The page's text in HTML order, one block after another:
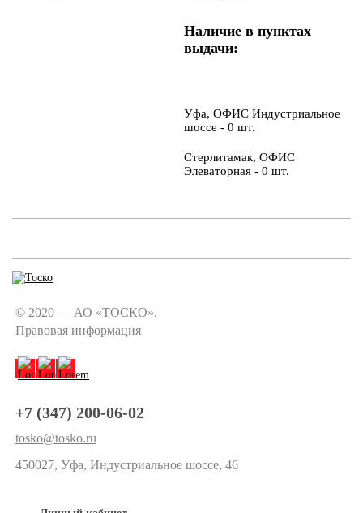
Наличие в пунктах
выдачи:
Уфа, ОФИС Индустриальное
шоссе - 0 шт.
Стерлитамак, ОФИС
Элеваторная - 0 шт.
© 2020 — АО «ТОСКО».
Правовая информация
+7 (347) 200-06-02
tosko@tosko.ru
450027, Уфа, Индустриальное шоссе, 46